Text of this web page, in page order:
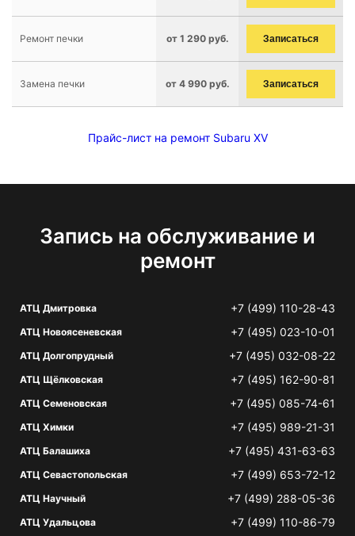
Ремонт печки от 1 290 руб. Записаться
Замена печки от 4 990 руб. Записаться
Прайс-лист на ремонт Subaru XV
Запись на обслуживание и
ремонт
АТЦ Дмитровка +7 (499) 110-28-43
АТЦ Новоясеневская +7 (495) 023-10-01
АТЦ Долгопрудный +7 (495) 032-08-22
АТЦ Щёлковская +7 (495) 162-90-81
АТЦ Семеновская +7 (495) 085-74-61
АТЦ Химки +7 (495) 989-21-31
АТЦ Балашиха +7 (495) 431-63-63
АТЦ Севастопольская +7 (499) 653-72-12
АТЦ Научный +7 (499) 288-05-36
АТЦ Удальцова +7 (499) 110-86-79